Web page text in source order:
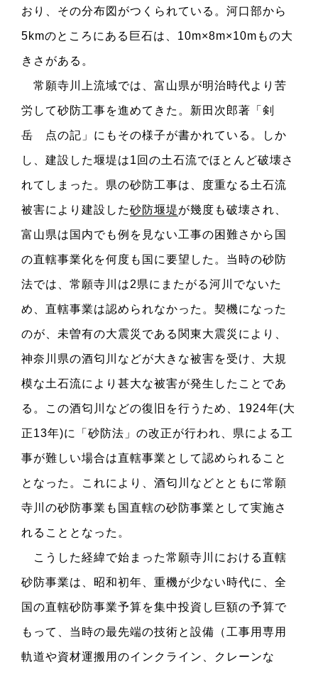
おり、その分布図がつくられている。河口部から
5kmのところにある巨石は、10m×8m×10mもの大
きさがある。
常願寺川上流域では、富山県が明治時代より苦
労して砂防工事を進めてきた。新田次郎著「剣
岳 点の記」にもその様子が書かれている。しか
し、建設した堰堤は1回の土石流でほとんど破壊さ
れてしまった。県の砂防工事は、度重なる土石流
被害により建設した砂防堰堤が幾度も破壊され、
富山県は国内でも例を見ない工事の困難さから国
の直轄事業化を何度も国に要望した。当時の砂防
法では、常願寺川は2県にまたがる河川でないた
め、直轄事業は認められなかった。契機になった
のが、未曽有の大震災である関東大震災により、
神奈川県の酒匂川などが大きな被害を受け、大規
模な土石流により甚大な被害が発生したことであ
る。この酒匂川などの復旧を行うため、1924年(大
正13年)に「砂防法」の改正が行われ、県による工
事が難しい場合は直轄事業として認められること
となった。これにより、酒匂川などとともに常願
寺川の砂防事業も国直轄の砂防事業として実施さ
れることとなった。
こうした経緯で始まった常願寺川における直轄
砂防事業は、昭和初年、重機が少ない時代に、全
国の直轄砂防事業予算を集中投資し巨額の予算で
もって、当時の最先端の技術と設備（工事用専用
軌道や資材運搬用のインクライン、クレーンな